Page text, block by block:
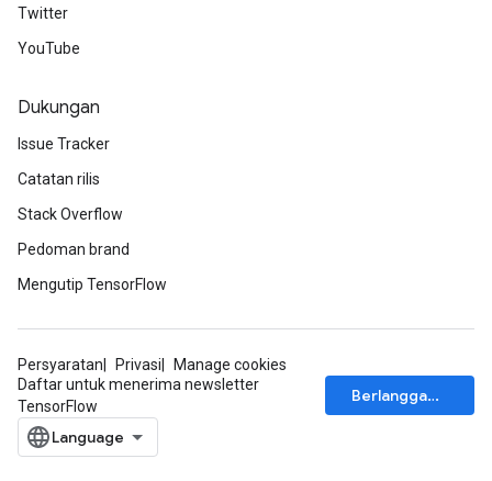
Twitter
YouTube
Dukungan
Issue Tracker
Catatan rilis
Stack Overflow
Pedoman brand
Mengutip TensorFlow
Persyaratan Privasi
Manage cookies
Daftar untuk menerima newsletter
TensorFlow
Berlangganan